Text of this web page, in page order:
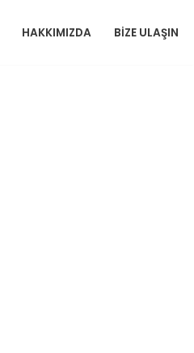
HAKKIMIZDA BIZE ULAŞIN